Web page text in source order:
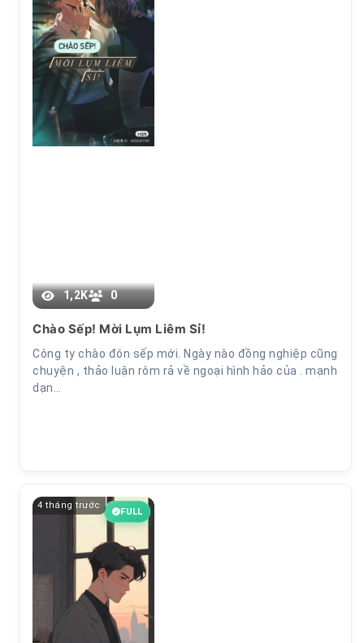
1,2K 0
Chào Sếp! Mời Lụm Liêm Sỉ!
Công ty chào đón sếp mới. Ngày nào đồng nghiệp cũng
chuyện , thảo luận rôm rả về ngoại hình hảo của . mạnh
dạn…
4 tháng trước
FULL